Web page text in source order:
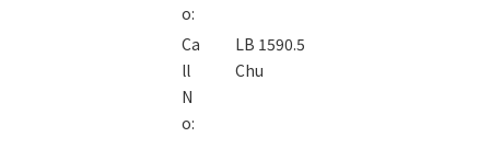
o:
Ca
ll
N
o:
LB 1590.5
Chu